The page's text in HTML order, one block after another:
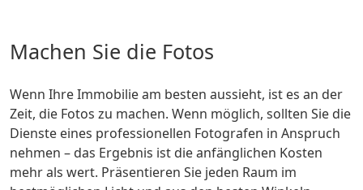
Machen Sie die Fotos
Wenn Ihre Immobilie am besten aussieht, ist es an der
Zeit, die Fotos zu machen. Wenn möglich, sollten Sie die
Dienste eines professionellen Fotografen in Anspruch
nehmen – das Ergebnis ist die anfänglichen Kosten
mehr als wert. Präsentieren Sie jeden Raum im